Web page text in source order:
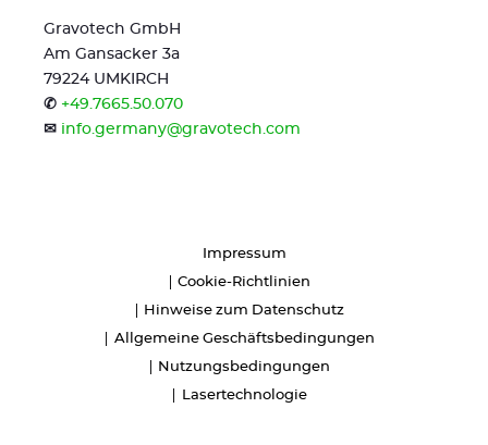
Gravotech GmbH
Am Gansacker 3a
79224 UMKIRCH
✆ +49.7665.50.070
✉ info.germany@gravotech.com
Impressum
Cookie-Richtlinien
Hinweise zum Datenschutz
Allgemeine Geschäftsbedingungen
Nutzungsbedingungen
Lasertechnologie